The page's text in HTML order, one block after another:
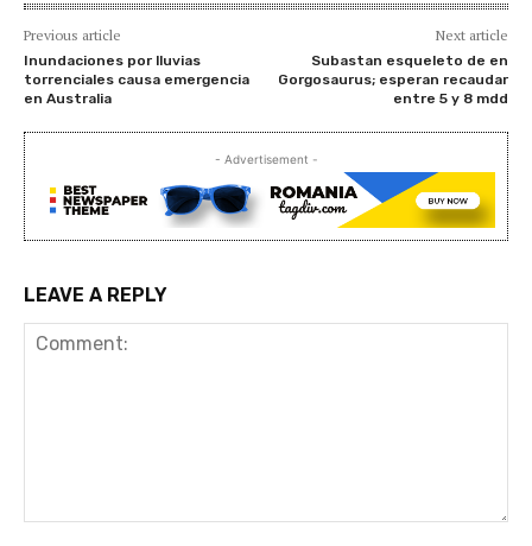
Previous article
Inundaciones por lluvias
torrenciales causa emergencia
en Australia
Next article
Subastan esqueleto de en
Gorgosaurus; esperan recaudar
entre 5 y 8 mdd
- Advertisement -
LEAVE A REPLY